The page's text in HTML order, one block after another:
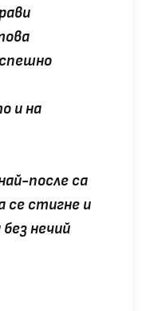
и на
после са
се стигне и
нечий